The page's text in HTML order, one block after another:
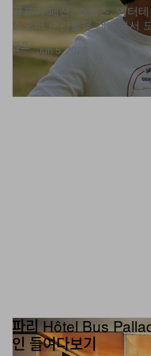
골프
골프가 패션, 스포츠, 엔터
스오버 순간들을 계속해서
Jun 5, 2026
파리 Hôtel Bus
인 들여다보기